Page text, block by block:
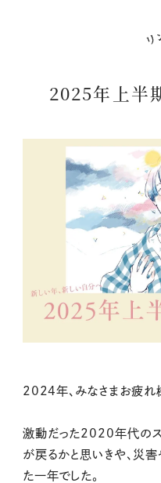
2025年上半
2024年、みなさまお疲れ
激動だった2020年代のス
が戻るかと思いきや、災害
た一年でした。